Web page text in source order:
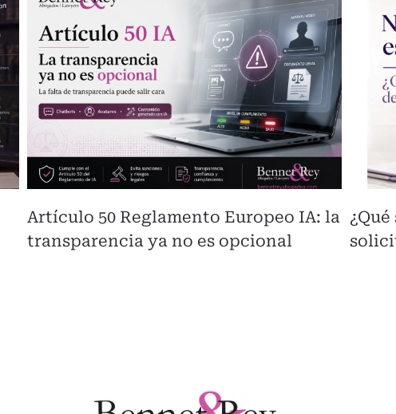
Artículo 50 Reglamento Europeo IA: la
transparencia ya no es opcional